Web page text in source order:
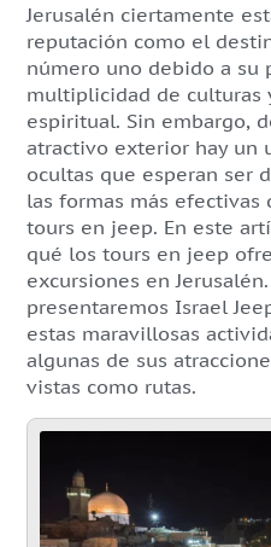
Jerusalén ciertamente
reputación como el
número uno debido a su
multiplicidad de culturas
espiritual. Sin embargo,
atractivo exterior hay un
ocultas que esperan ser
las formas más efectivas
tours en jeep. En este
qué los tours en jeep
excursiones en
presentaremos Israel
estas maravillosas
algunas de sus
vistas como rutas.